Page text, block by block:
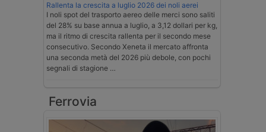
Rallenta la crescita a luglio 2026 dei noli aerei
I noli spot del trasporto aereo delle merci sono saliti
del 28% su base annua a luglio, a 3,12 dollari per kg,
ma il ritmo di crescita rallenta per il secondo mese
consecutivo. Secondo Xeneta il mercato affronta
una seconda metà del 2026 più debole, con pochi
segnali di stagione …
Ferrovia